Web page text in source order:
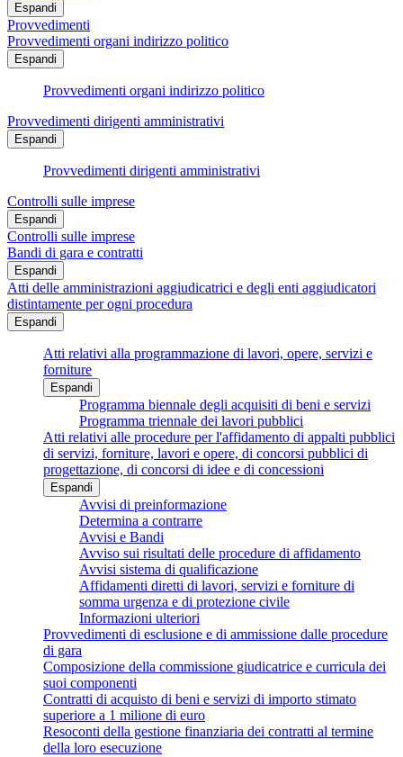
Espandi
Provvedimenti
Provvedimenti organi indirizzo politico
Espandi
Provvedimenti organi indirizzo politico
Provvedimenti dirigenti amministrativi
Espandi
Provvedimenti dirigenti amministrativi
Controlli sulle imprese
Espandi
Controlli sulle imprese
Bandi di gara e contratti
Espandi
Atti delle amministrazioni aggiudicatrici e degli enti aggiudicatori
distintamente per ogni procedura
Espandi
Atti relativi alla programmazione di lavori, opere, servizi e
forniture
Espandi
Programma biennale degli acquisiti di beni e servizi
Programma triennale dei lavori pubblici
Atti relativi alle procedure per l'affidamento di appalti pubblici
di servizi, forniture, lavori e opere, di concorsi pubblici di
progettazione, di concorsi di idee e di concessioni
Espandi
Avvisi di preinformazione
Determina a contrarre
Avvisi e Bandi
Avviso sui risultati delle procedure di affidamento
Avvisi sistema di qualificazione
Affidamenti diretti di lavori, servizi e forniture di
somma urgenza e di protezione civile
Informazioni ulteriori
Provvedimenti di esclusione e di ammissione dalle procedure
di gara
Composizione della commissione giudicatrice e curricula dei
suoi componenti
Contratti di acquisto di beni e servizi di importo stimato
superiore a 1 milione di euro
Resoconti della gestione finanziaria dei contratti al termine
della loro esecuzione